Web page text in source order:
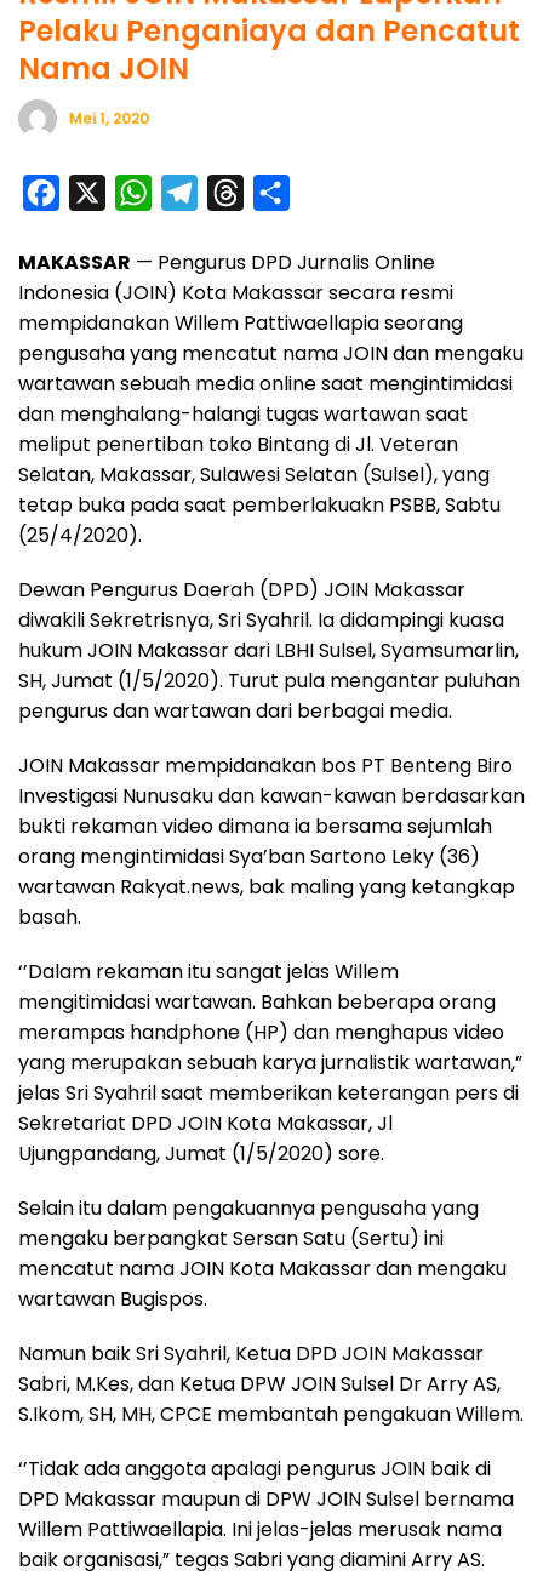
Pelaku Penganiaya dan Pencatut
Nama JOIN
Mei 1, 2020
c
e
b
o
o
k
W
a
t
s
A
p
p
l
e
g
r
a
m
r
e
a
d
s
a
r
e
MAKASSAR — Pengurus DPD Jurnalis Online
Indonesia (JOIN) Kota Makassar secara resmi
mempidanakan Willem Pattiwaellapia seorang
pengusaha yang mencatut nama JOIN dan mengaku
wartawan sebuah media online saat mengintimidasi
dan menghalang-halangi tugas wartawan saat
meliput penertiban toko Bintang di Jl. Veteran
Selatan, Makassar, Sulawesi Selatan (Sulsel), yang
tetap buka pada saat pemberlakuakn PSBB, Sabtu
(25/4/2020).
Dewan Pengurus Daerah (DPD) JOIN Makassar
diwakili Sekretrisnya, Sri Syahril. Ia didampingi kuasa
hukum JOIN Makassar dari LBHI Sulsel, Syamsumarlin,
SH, Jumat (1/5/2020). Turut pula mengantar puluhan
pengurus dan wartawan dari berbagai media.
JOIN Makassar mempidanakan bos PT Benteng Biro
Investigasi Nunusaku dan kawan-kawan berdasarkan
bukti rekaman video dimana ia bersama sejumlah
orang mengintimidasi Sya’ban Sartono Leky (36)
wartawan Rakyat.news, bak maling yang ketangkap
basah.
‘’Dalam rekaman itu sangat jelas Willem
mengitimidasi wartawan. Bahkan beberapa orang
merampas handphone (HP) dan menghapus video
yang merupakan sebuah karya jurnalistik wartawan,”
jelas Sri Syahril saat memberikan keterangan pers di
Sekretariat DPD JOIN Kota Makassar, Jl
Ujungpandang, Jumat (1/5/2020) sore.
Selain itu dalam pengakuannya pengusaha yang
mengaku berpangkat Sersan Satu (Sertu) ini
mencatut nama JOIN Kota Makassar dan mengaku
wartawan Bugispos.
Namun baik Sri Syahril, Ketua DPD JOIN Makassar
Sabri, M.Kes, dan Ketua DPW JOIN Sulsel Dr Arry AS,
S.Ikom, SH, MH, CPCE membantah pengakuan Willem.
‘’Tidak ada anggota apalagi pengurus JOIN baik di
DPD Makassar maupun di DPW JOIN Sulsel bernama
Willem Pattiwaellapia. Ini jelas-jelas merusak nama
baik organisasi,” tegas Sabri yang diamini Arry AS.